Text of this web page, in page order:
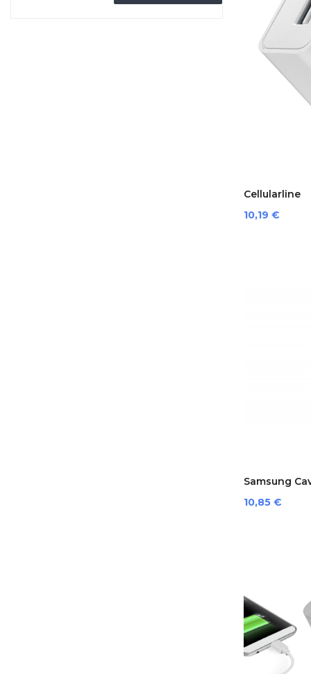
Cellularline
Prezzo
10,19 €
Samsung
Prezzo
10,85 €